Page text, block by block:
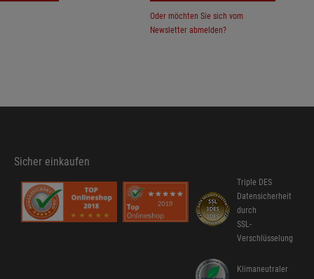
Oder möchten Sie sich vom
Newsletter abmelden?
Sicher einkaufen
Triple DES
Datensicherheit
durch
SSL-
Verschlüsselung
Klimaneutraler